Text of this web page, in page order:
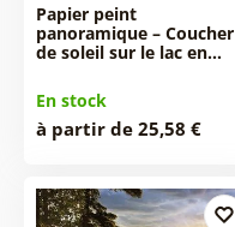
Papier peint
panoramique – Coucher
de soleil sur le lac en…
En stock
à partir de 25,58 €